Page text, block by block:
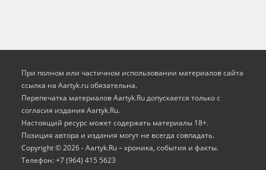
При полном или частичном использовании материалов сайта
ссылка на Aartyk.ru oбязательна.
Перепечатка материалов Aartyk.Ru допускается только с
согласия издания Aartyk.Ru.
Настоящий ресурс может содержать материалы 18+.
Позиция автора и издания могут не всегда совпадать.
Copyright © 2026 - Aartyk.Ru – хроника, события и факты.
Телефон: +7 (964) 415 5623